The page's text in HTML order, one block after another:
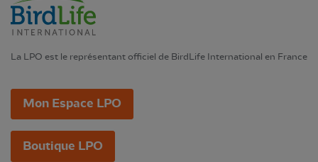
La LPO est le représentant officiel de BirdLife International en France
Mon Espace LPO
Boutique LPO